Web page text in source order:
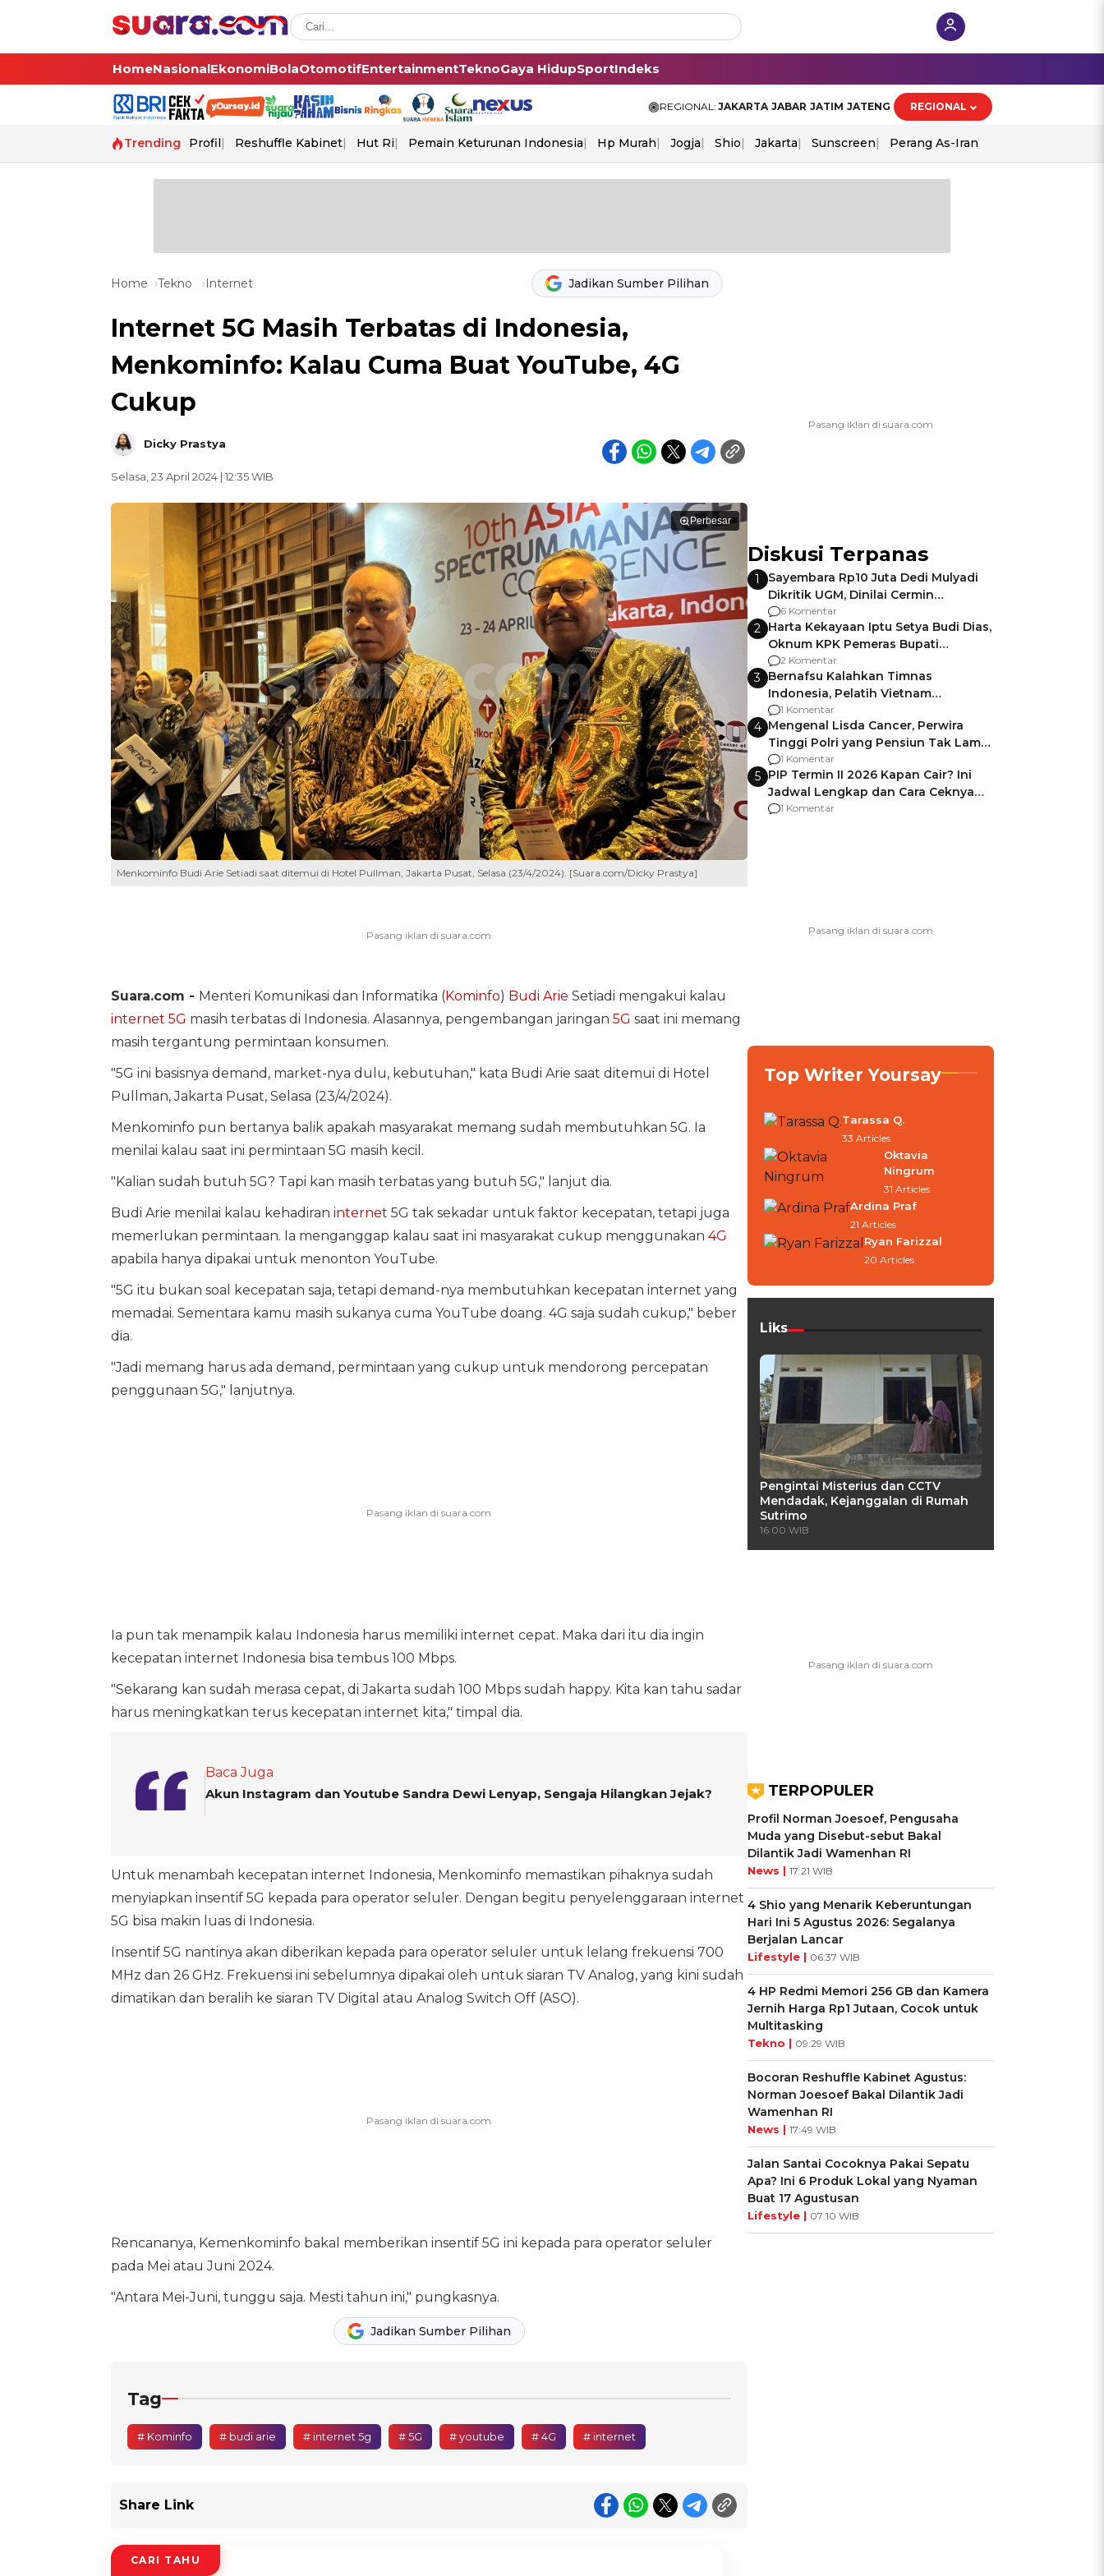
HomeNasionalEkonomiBolaOtomotifEntertainmentTeknoGaya HidupSportIndeks
REGIONAL: JAKARTA JABAR JATIM JATENG REGIONAL
Trending Profil Reshuffle Kabinet Hut Ri Pemain Keturunan Indonesia Hp Murah Jogja Shio Jakarta Sunscreen Perang As-Iran
Home Tekno Internet Jadikan Sumber Pilihan
Internet 5G Masih Terbatas di Indonesia,
Menkominfo: Kalau Cuma Buat YouTube, 4G
Cukup
Dicky Prastya
Selasa, 23 April 2024 | 12:35 WIB
Perbesar
Menkominfo Budi Arie Setiadi saat ditemui di Hotel Pullman, Jakarta Pusat, Selasa (23/4/2024). [Suara.com/Dicky Prastya]
Suara.com - Menteri Komunikasi dan Informatika (Kominfo) Budi Arie Setiadi mengakui kalau
internet 5G masih terbatas di Indonesia. Alasannya, pengembangan jaringan 5G saat ini memang
masih tergantung permintaan konsumen.
"5G ini basisnya demand, market-nya dulu, kebutuhan," kata Budi Arie saat ditemui di Hotel
Pullman, Jakarta Pusat, Selasa (23/4/2024).
Menkominfo pun bertanya balik apakah masyarakat memang sudah membutuhkan 5G. Ia
menilai kalau saat ini permintaan 5G masih kecil.
"Kalian sudah butuh 5G? Tapi kan masih terbatas yang butuh 5G," lanjut dia.
Budi Arie menilai kalau kehadiran internet 5G tak sekadar untuk faktor kecepatan, tetapi juga
memerlukan permintaan. Ia menganggap kalau saat ini masyarakat cukup menggunakan 4G
apabila hanya dipakai untuk menonton YouTube.
"5G itu bukan soal kecepatan saja, tetapi demand-nya membutuhkan kecepatan internet yang
memadai. Sementara kamu masih sukanya cuma YouTube doang. 4G saja sudah cukup," beber
dia.
"Jadi memang harus ada demand, permintaan yang cukup untuk mendorong percepatan
penggunaan 5G," lanjutnya.
Ia pun tak menampik kalau Indonesia harus memiliki internet cepat. Maka dari itu dia ingin
kecepatan internet Indonesia bisa tembus 100 Mbps.
"Sekarang kan sudah merasa cepat, di Jakarta sudah 100 Mbps sudah happy. Kita kan tahu sadar
harus meningkatkan terus kecepatan internet kita," timpal dia.
Baca Juga
Akun Instagram dan Youtube Sandra Dewi Lenyap, Sengaja Hilangkan Jejak?
Untuk menambah kecepatan internet Indonesia, Menkominfo memastikan pihaknya sudah
menyiapkan insentif 5G kepada para operator seluler. Dengan begitu penyelenggaraan internet
5G bisa makin luas di Indonesia.
Insentif 5G nantinya akan diberikan kepada para operator seluler untuk lelang frekuensi 700
MHz dan 26 GHz. Frekuensi ini sebelumnya dipakai oleh untuk siaran TV Analog, yang kini sudah
dimatikan dan beralih ke siaran TV Digital atau Analog Switch Off (ASO).
Rencananya, Kemenkominfo bakal memberikan insentif 5G ini kepada para operator seluler
pada Mei atau Juni 2024.
"Antara Mei-Juni, tunggu saja. Mesti tahun ini," pungkasnya.
Jadikan Sumber Pilihan
Tag
# Kominfo # budi arie # internet 5g # 5G # youtube # 4G # internet
Share Link
CARI TAHU
Diskusi Terpanas
1
Sayembara Rp10 Juta Dedi Mulyadi
Dikritik UGM, Dinilai Cermin
Gagalnya Negara Jamin Keamanan
6 Komentar
2 Harta Kekayaan Iptu Setya Budi Dias,
Oknum KPK Pemeras Bupati
Pemalang
2 Komentar
3 Bernafsu Kalahkan Timnas
Indonesia, Pelatih Vietnam
Berencana Pakai Jimat di Pakansari
1 Komentar
4 Mengenal Lisda Cancer, Perwira
Tinggi Polri yang Pensiun Tak Lama
Usai Jadi Brigjen
1 Komentar
5 PIP Termin II 2026 Kapan Cair? Ini
Jadwal Lengkap dan Cara Ceknya
agar Dana Tidak Hangus!
1 Komentar
Top Writer Yoursay
Tarassa Q.
33 Articles
Oktavia
Ningrum
31 Articles
Ardina Praf
21 Articles
Ryan Farizzal
20 Articles
Liks
Pengintai Misterius dan CCTV
Mendadak, Kejanggalan di Rumah
Sutrimo
16:00 WIB
TERPOPULER
Profil Norman Joesoef, Pengusaha
Muda yang Disebut-sebut Bakal
Dilantik Jadi Wamenhan RI
News | 17:21 WIB
4 Shio yang Menarik Keberuntungan
Hari Ini 5 Agustus 2026: Segalanya
Berjalan Lancar
Lifestyle | 06:37 WIB
4 HP Redmi Memori 256 GB dan Kamera
Jernih Harga Rp1 Jutaan, Cocok untuk
Multitasking
Tekno | 09:29 WIB
Bocoran Reshuffle Kabinet Agustus:
Norman Joesoef Bakal Dilantik Jadi
Wamenhan RI
News | 17:49 WIB
Jalan Santai Cocoknya Pakai Sepatu
Apa? Ini 6 Produk Lokal yang Nyaman
Buat 17 Agustusan
Lifestyle | 07:10 WIB